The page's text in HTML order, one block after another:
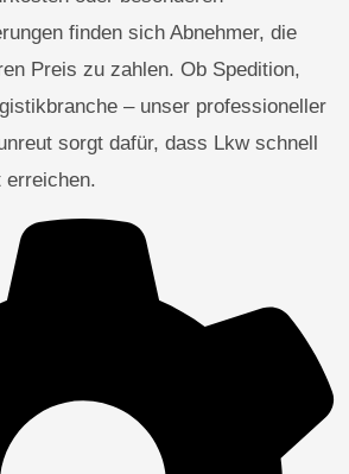
finden sich Abnehmer, die
Preis zu zahlen. Ob Spedition,
– unser professioneller
sorgt dafür, dass Lkw schnell
erreichen.